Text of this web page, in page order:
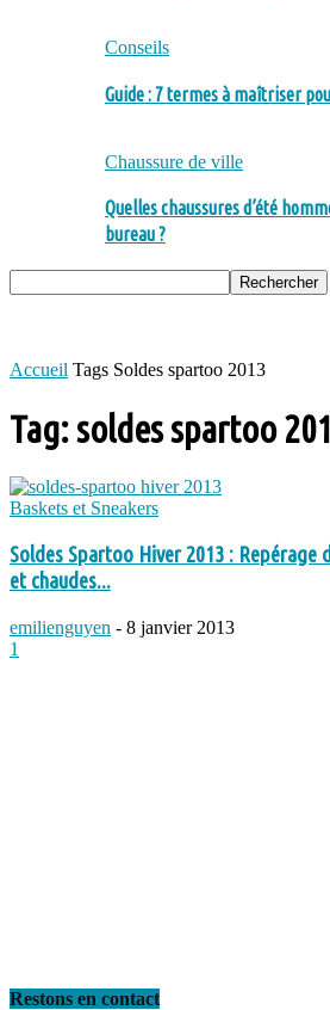
Conseils
Guide : 7 termes à maîtriser
Chaussure de ville
Quelles chaussures d’été
bureau ?
Accueil Tags Soldes spartoo 2013
Tag: soldes spartoo
Baskets et Sneakers
Soldes Spartoo Hiver 2013 : Repérage
et chaudes...
emilienguyen - 8 janvier 2013
1
Restons en contact